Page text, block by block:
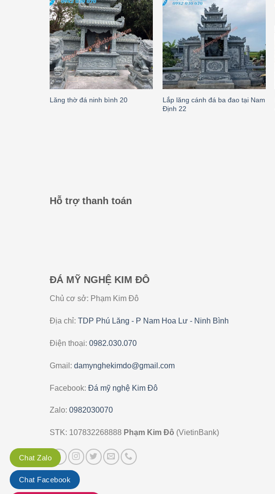
Lăng thờ đá ninh bình 20
Lắp lăng cánh đá ba đao tại Nam
Định 22
Hỗ trợ thanh toán
ĐÁ MỸ NGHỆ KIM ĐÔ
Chủ cơ sở: Phạm Kim Đô
Địa chỉ: TDP Phú Lăng - P Nam Hoa Lư - Ninh Bình
Điện thoại: 0982.030.070
Gmail: damynghekimdo@gmail.com
Facebook: Đá mỹ nghệ Kim Đô
Zalo: 0982030070
STK: 107832268888 Phạm Kim Đô (VietinBank)
Chat Zalo
Chat Facebook